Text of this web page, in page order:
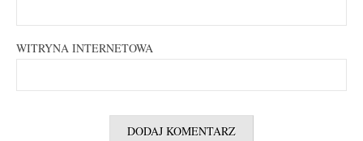
WITRYNA INTERNETOWA